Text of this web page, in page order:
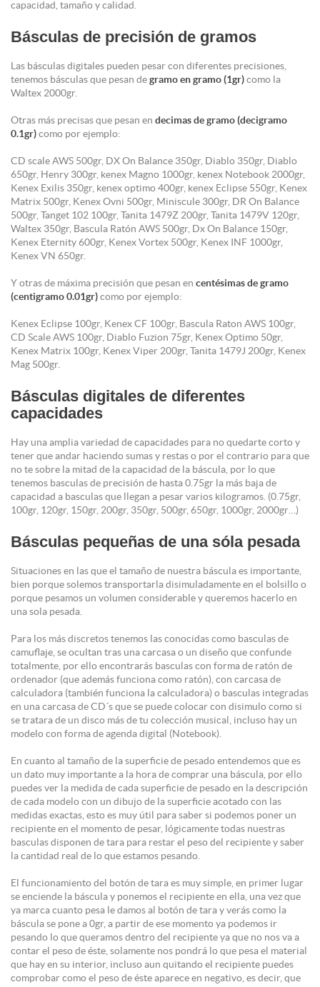
capacidad, tamaño y calidad.
Básculas de precisión de gramos
Las básculas digitales pueden pesar con diferentes precisiones,
tenemos básculas que pesan degramo en gramo (1gr)como la
Waltex 2000gr.
Otras más precisas que pesan en decimas de gramo (decigramo
0.1gr)como por ejemplo:
CD scale AWS 500gr, DX On Balance 350gr, Diablo 350gr, Diablo
650gr, Henry 300gr, kenex Magno 1000gr, kenex Notebook 2000gr,
Kenex Exilis 350gr, kenex optimo 400gr, kenex Eclipse 550gr, Kenex
Matrix 500gr, Kenex Ovni 500gr, Miniscule 300gr, DR On Balance
500gr, Tanget 102 100gr, Tanita 1479Z 200gr, Tanita 1479V 120gr,
Waltex 350gr, Bascula Ratón AWS 500gr, Dx On Balance 150gr,
Kenex Eternity 600gr, Kenex Vortex 500gr, Kenex INF 1000gr,
Kenex VN 650gr.
Y otras de máxima precisión que pesan en centésimas de gramo
(centigramo 0.01gr)como por ejemplo:
Kenex Eclipse 100gr, Kenex CF 100gr, Bascula Raton AWS 100gr,
CD Scale AWS 100gr, Diablo Fuzion 75gr, Kenex Optimo 50gr,
Kenex Matrix 100gr, Kenex Viper 200gr, Tanita 1479J 200gr, Kenex
Mag 500gr.
Básculas digitales de diferentes
capacidades
Hay una amplia variedad de capacidades para no quedarte corto y
tener que andar haciendo sumas y restas o por el contrario para que
no te sobre la mitad de la capacidad de la báscula, por lo que
tenemos basculas de precisión de hasta 0.75gr la más baja de
capacidad a basculas que llegan a pesar varios kilogramos. (0.75gr,
100gr, 120gr, 150gr, 200gr, 350gr, 500gr, 650gr, 1000gr, 2000gr…)
Básculas pequeñas de una sóla pesada
Situaciones en las que el tamaño de nuestra báscula es importante,
bien porque solemos transportarla disimuladamente en el bolsillo o
porque pesamos un volumen considerable y queremos hacerlo en
una sola pesada.
Para los más discretos tenemos las conocidas como basculas de
camuflaje, se ocultan tras una carcasa o un diseño que confunde
totalmente, por ello encontrarás basculas con forma de ratón de
ordenador (que además funciona como ratón), con carcasa de
calculadora (también funciona la calculadora) o basculas integradas
en una carcasa de CD´s que se puede colocar con disimulo como si
se tratara de un disco más de tu colección musical, incluso hay un
modelo con forma de agenda digital (Notebook).
En cuanto al tamaño de la superficie de pesado entendemos que es
un dato muy importante a la hora de comprar una báscula, por ello
puedes ver la medida de cada superficie de pesado en la descripción
de cada modelo con un dibujo de la superficie acotado con las
medidas exactas, esto es muy útil para saber si podemos poner un
recipiente en el momento de pesar, lógicamente todas nuestras
basculas disponen de tara para restar el peso del recipiente y saber
la cantidad real de lo que estamos pesando.
El funcionamiento del botón de tara es muy simple, en primer lugar
se enciende la báscula y ponemos el recipiente en ella, una vez que
ya marca cuanto pesa le damos al botón de tara y verás como la
báscula se pone a 0gr, a partir de ese momento ya podemos ir
pesando lo que queramos dentro del recipiente ya que no nos va a
contar el peso de éste, solamente nos pondrá lo que pesa el material
que hay en su interior, incluso aun quitando el recipiente puedes
comprobar como el peso de éste aparece en negativo, es decir, que